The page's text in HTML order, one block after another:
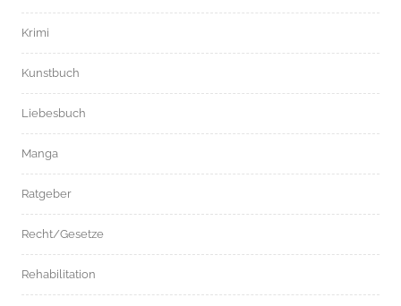
Krimi
Kunstbuch
Liebesbuch
Manga
Ratgeber
Recht/Gesetze
Rehabilitation